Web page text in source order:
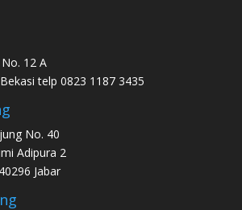
12 A
telp 0823 1187 3435
No. 40
Adipura 2
Jabar